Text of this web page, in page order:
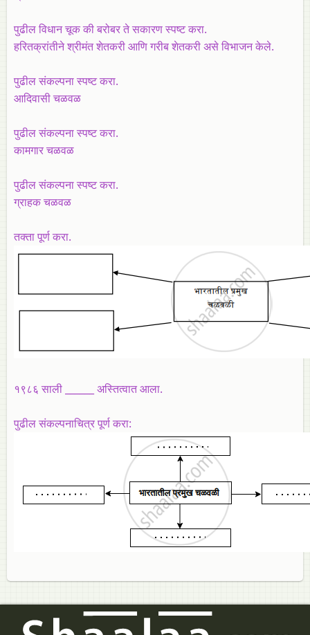
पुढील विधान चूक की बरोबर ते सकारण स्पष्ट करा.
हरितक्रांतीने श्रीमंत शेतकरी आणि गरीब शेतकरी असे विभाजन केले.
पुढील संकल्पना स्पष्ट करा.
आदिवासी चळवळ
पुढील संकल्पना स्पष्ट करा.
कामगार चळवळ
पुढील संकल्पना स्पष्ट करा.
ग्राहक चळवळ
तक्ता पूर्ण करा.
१९८६ साली ______ अस्तित्वात आला.
पुढील संकल्पनाचित्र पूर्ण करा: